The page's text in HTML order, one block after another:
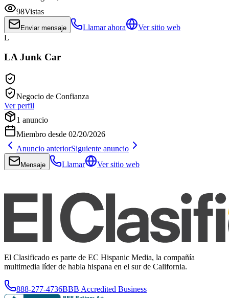
98Vistas
Enviar mensaje Llamar ahora
Ver sitio web
L
LA Junk Car
Negocio de Confianza
Ver perfil
1 anuncio
Miembro desde 02/20/2026
Anuncio anteriorSiguiente anuncio
Mensaje Llamar Ver sitio web
El Clasificado es parte de EC Hispanic Media, la compañía
multimedia líder de habla hispana en el sur de California.
888-277-4736BBB Accredited Business